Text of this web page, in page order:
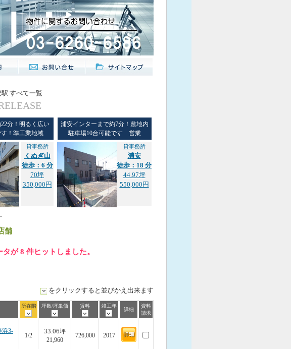
すべて一覧
分！明るく広い
！準工業地域
貸事務所
くぬぎ山
徒歩：6 分
70坪
350,000円
浦安インターまで約7分！敷地内
駐車場10台可能です 営業
貸事務所
浦安
徒歩：18 分
44.97坪
550,000円
舗
が 8 件ヒットしました。
をクリックすると並びかえ出来ます
所在階 坪数/坪単価 賃料 竣工年
詳細
資料
請求
浜3-
1/2
33.06坪
21,960
726,000 2017